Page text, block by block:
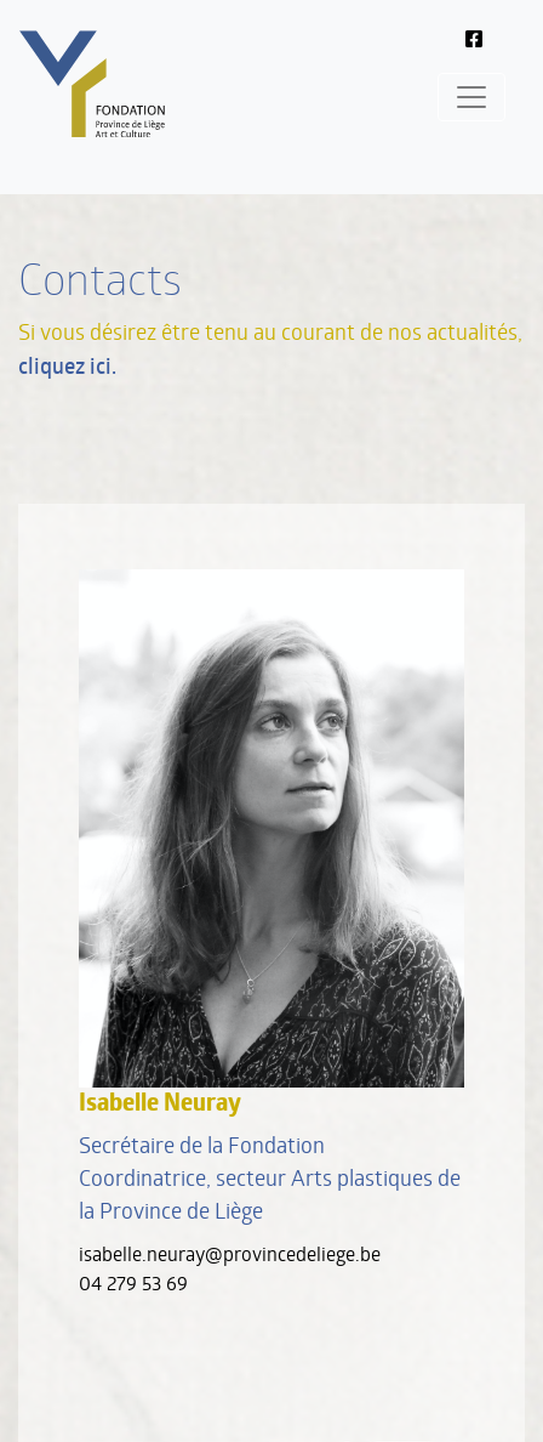
Contacts
Si vous désirez être tenu au courant de nos actualités,
cliquez ici.
Isabelle Neuray
Secrétaire de la Fondation
Coordinatrice, secteur Arts plastiques de
la Province de Liège
isabelle.neuray@provincedeliege.be
04 279 53 69